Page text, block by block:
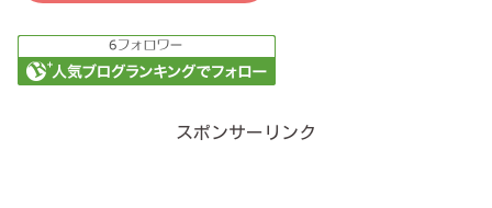
スポンサーリンク